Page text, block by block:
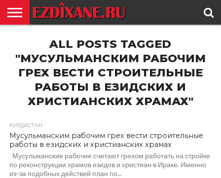
ЕЗИДИЗМ
НОВОСТИ
ИСТОРИЯ
КУЛЬТУРА
КОНТАКТALL POSTS TAGGED
"МУСУЛЬМАНСКИМ РАБОЧИМ
ГРЕХ ВЕСТИ СТРОИТЕЛЬНЫЕ
РАБОТЫ В ЕЗИДСКИХ И
ХРИСТИАНСКИХ ХРАМАХ"
КУРДИСТАН
Мусульманским рабочим грех вести строительные
работы в езидских и христианских храмах
Мусульманские рабочие считают грехом работать на стройке
по реконструкции храмов езидов и христиан в Ираке. Именно
из-за подобных действий план по...